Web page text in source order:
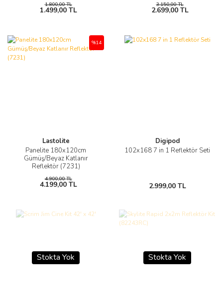
1.800,00 TL
1.499,00 TL
3.150,00 TL
2.699,00 TL
Lastolite
Panelite 180x120cm
Gümüş/Beyaz Katlanır
Reflektör (7231)
%14
4.900,00 TL
4.199,00 TL
Digipod
102x168 7 in 1 Reflektör Seti
2.999,00 TL
Stokta Yok Stokta Yok